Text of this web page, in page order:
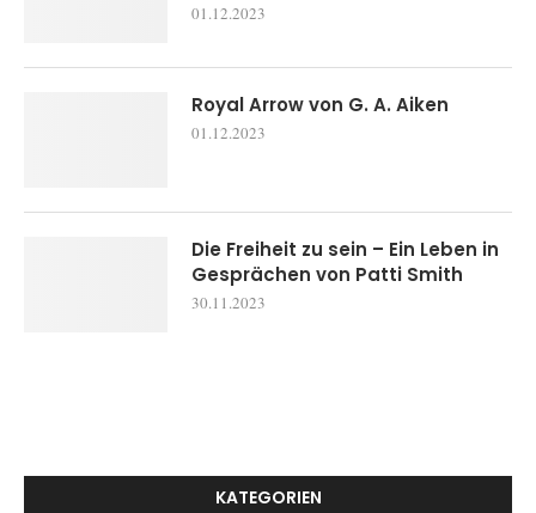
01.12.2023
Royal Arrow von G. A. Aiken
01.12.2023
Die Freiheit zu sein – Ein Leben in
Gesprächen von Patti Smith
30.11.2023
KATEGORIEN